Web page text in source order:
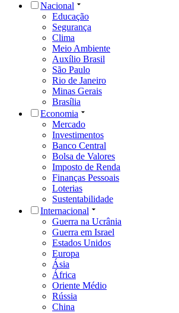
Nacional
Educação
Segurança
Clima
Meio Ambiente
Auxílio Brasil
São Paulo
Rio de Janeiro
Minas Gerais
Brasília
Economia
Mercado
Investimentos
Banco Central
Bolsa de Valores
Imposto de Renda
Finanças Pessoais
Loterias
Sustentabilidade
Internacional
Guerra na Ucrânia
Guerra em Israel
Estados Unidos
Europa
Ásia
África
Oriente Médio
Rússia
China